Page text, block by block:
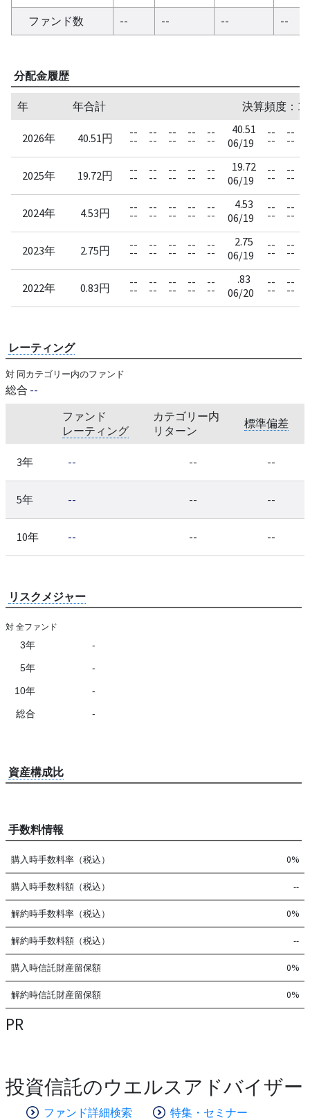
ファンド数 -- -- -- --
分配金履歴
年 年合計 決算頻度：1
2026年 40.51円 --
--
--
--
--
--
--
--
--
--
40.51
06/19
--
--
--
--
2025年 19.72円 --
--
--
--
--
--
--
--
--
--
19.72
06/19
--
--
--
--
2024年 4.53円 --
--
--
--
--
--
--
--
--
--
4.53
06/19
--
--
--
--
2023年 2.75円 --
--
--
--
--
--
--
--
--
--
2.75
06/19
--
--
--
--
2022年 0.83円 --
--
--
--
--
--
--
--
--
--
.83
06/20
--
--
--
--
レーティング
対 同カテゴリー内のファンド
総合 --
ファンド
レーティング
カテゴリー内
リターン
標準偏差
3年 -- -- --
5年 -- -- --
10年 -- -- --
リスクメジャー
対 全ファンド
3年 -
5年 -
10年 -
総合 -
資産構成比
手数料情報
購入時手数料率（税込） 0%
購入時手数料額（税込） --
解約時手数料率（税込） 0%
解約時手数料額（税込） --
購入時信託財産留保額 0%
解約時信託財産留保額 0%
PR
投資信託のウエルスアドバイザー
ファンド詳細検索
特集・セミナー